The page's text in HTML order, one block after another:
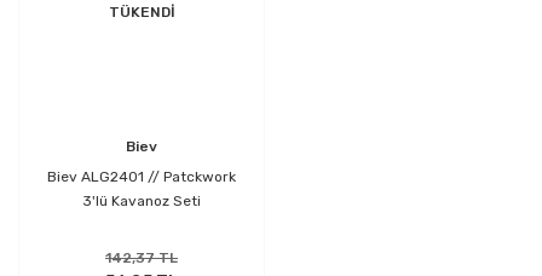
TÜKENDİ
Biev
Biev ALG2401 // Patckwork
3'lü Kavanoz Seti
142,37 TL